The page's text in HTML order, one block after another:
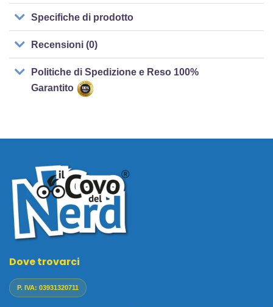
Specifiche di prodotto
Recensioni (0)
Politiche di Spedizione e Reso 100%
Garantito
Dove trovarci
P. IVA: 03931320711